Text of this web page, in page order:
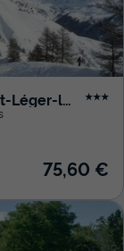
VVF Villages - Les Alpes du Sud - Saint-Léger-les-Mélèzes ★★★
75,60 €